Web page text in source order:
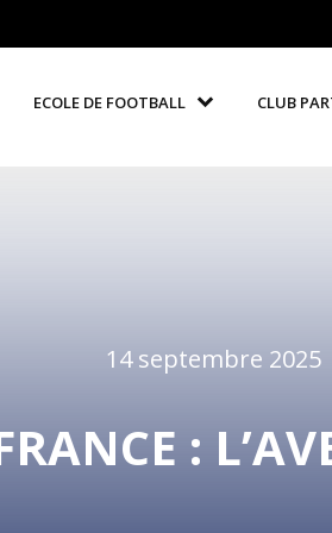
ECOLE DE FOOTBALL CLUB
14 septembre 2025
: